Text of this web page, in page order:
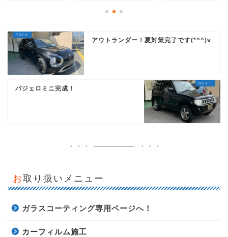
アウトランダー！夏対策完了です(*^^)v
パジェロミニ完成！
お取り扱いメニュー
ガラスコーティング専用ページへ！
カーフィルム施工